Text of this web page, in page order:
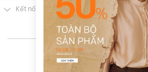
Kết nối khách hàng
Copyright 2026 © LEIKA